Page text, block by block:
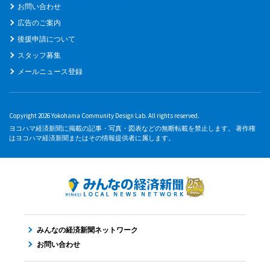
お問い合わせ
広告のご案内
後援申請について
スタッフ募集
メールニュース登録
Copyright 2026 Yokohama Community Design Lab. All rights reserved.
ヨコハマ経済新聞に掲載の記事・写真・図表などの無断転載を禁止します。 著作権
はヨコハマ経済新聞またはその情報提供者に属します。
みんなの経済新聞ネットワーク
お問い合わせ